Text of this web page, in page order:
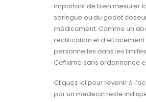
important de bien mesurer
seringue ou du godet
médicament. Comme un
rectification et
personnelles dans les
Cefixime sans ordonnance
Cliquez ici pour revenir à
par un médecin reste